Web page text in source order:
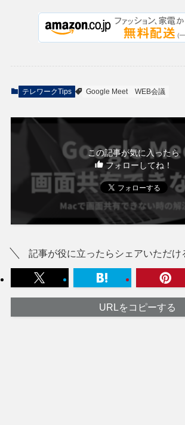
テレワークTips Google Meet WEB会議
この記事が気に入ったら
フォローしてね！
記事が役に立ったらシェアいただけ
URLをコピーする